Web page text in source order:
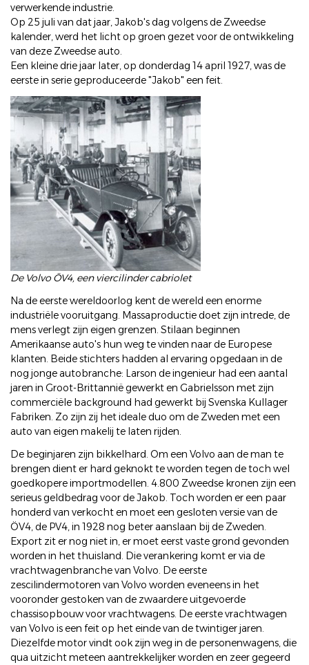
verwerkende industrie.
Op 25 juli van dat jaar, Jakob's dag volgens de Zweedse
kalender, werd het licht op groen gezet voor de ontwikkeling
van deze Zweedse auto.
Een kleine drie jaar later, op donderdag 14 april 1927, was de
eerste in serie geproduceerde "Jakob" een feit.
De Volvo ÖV4, een viercilinder cabriolet
Na de eerste wereldoorlog kent de wereld een enorme
industriële vooruitgang. Massaproductie doet zijn intrede, de
mens verlegt zijn eigen grenzen. Stilaan beginnen
Amerikaanse auto's hun weg te vinden naar de Europese
klanten. Beide stichters hadden al ervaring opgedaan in de
nog jonge autobranche: Larson de ingenieur had een aantal
jaren in Groot-Brittannië gewerkt en Gabrielsson met zijn
commerciële background had gewerkt bij Svenska Kullager
Fabriken. Zo zijn zij het ideale duo om de Zweden met een
auto van eigen makelij te laten rijden.
De beginjaren zijn bikkelhard. Om een Volvo aan de man te
brengen dient er hard geknokt te worden tegen de toch wel
goedkopere importmodellen. 4.800 Zweedse kronen zijn een
serieus geldbedrag voor de Jakob. Toch worden er een paar
honderd van verkocht en moet een gesloten versie van de
ÖV4, de PV4, in 1928 nog beter aanslaan bij de Zweden.
Export zit er nog niet in, er moet eerst vaste grond gevonden
worden in het thuisland. Die verankering komt er via de
vrachtwagenbranche van Volvo. De eerste
zescilindermotoren van Volvo worden eveneens in het
vooronder gestoken van de zwaardere uitgevoerde
chassisopbouw voor vrachtwagens. De eerste vrachtwagen
van Volvo is een feit op het einde van de twintiger jaren.
Diezelfde motor vindt ook zijn weg in de personenwagens, die
qua uitzicht meteen aantrekkelijker worden en zeer gegeerd